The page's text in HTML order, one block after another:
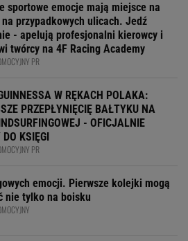
sportowe emocje mają miejsce na
przypadkowych ulicach. Jedź
- apelują profesjonalni kierowcy i
twórcy na 4F Racing Academy
PR
W RĘKACH POLAKA:
PRZEPŁYNIĘCIĘ BAŁTYKU NA
- OFICJALNIE
KSIĘGI
PR
emocji. Pierwsze kolejki mogą
nie tylko na boisku